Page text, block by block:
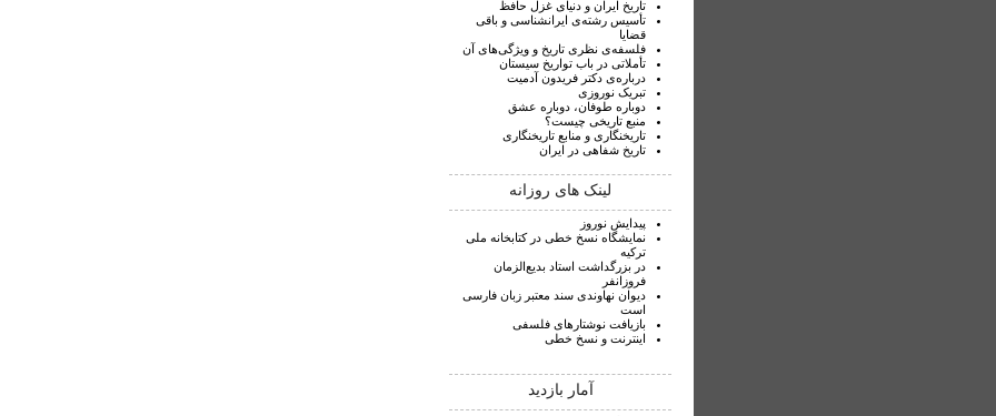
تاریخ ایران و دنیای غزل حافظ
تأسیس رشته‌ی ایرانشناسی و باقی
قضایا
فلسفه‌ی نظری تاریخ و ویژگی‌های آن
تأملاتی در باب تواریخ سیستان
درباره‌‌ی دکتر فریدون آدمیت
تبریک نوروزی
دوباره طوفان، دوباره عشق
منبع تاریخی چیست؟
تاریخنگاری و منابع تاریخنگاری
تاریخ شفاهی در ایران
لینک های روزانه
پیدایش نوروز
نمایشگاه نسخ خطی در کتابخانه ملی
ترکیه
در بزرگداشت استاد بدیع‌الزمان
فروزانفر
دیوان نهاوندی سند معتبر زبان فارسی
است
بازیافت نوشتارهای فلسفی
اینترنت و نسخ خطی
آمار بازدید